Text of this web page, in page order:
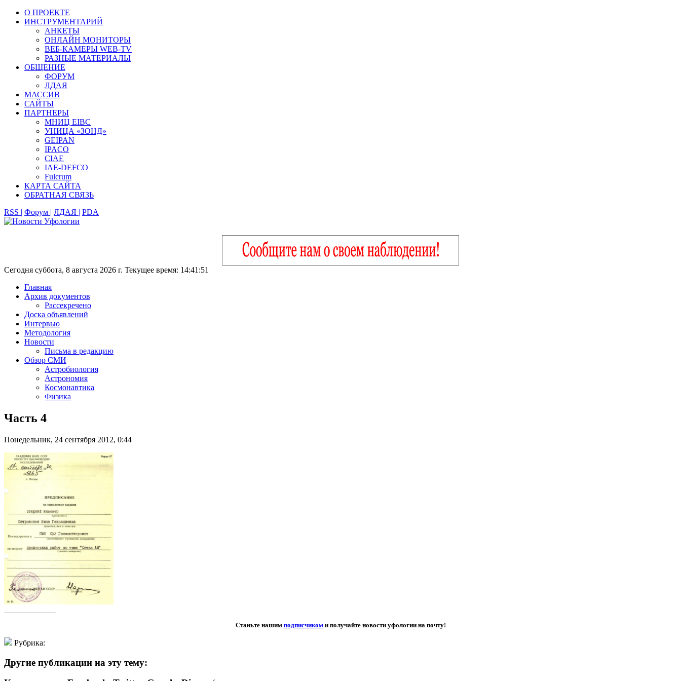
О ПРОЕКТЕ
ИНСТРУМЕНТАРИЙ
АНКЕТЫ
ОНЛАЙН МОНИТОРЫ
ВЕБ-КАМЕРЫ WEB-TV
РАЗНЫЕ МАТЕРИАЛЫ
ОБЩЕНИЕ
ФОРУМ
ЛДАЯ
МАССИВ
САЙТЫ
ПАРТНЕРЫ
МНИЦ EIBC
УНИЦА «ЗОНД»
GEIPAN
IPACO
CIAE
IAE-DEFCO
Fulcrum
КАРТА САЙТА
ОБРАТНАЯ СВЯЗЬ
RSS | Форум | ЛДАЯ | PDA
Сегодня суббота, 8 августа 2026 г. Текущее время: 14:41:52
Главная
Архив документов
Рассекречено
Доска объявлений
Интервью
Методология
Новости
Письма в редакцию
Обзор СМИ
Астробиология
Астрономия
Космонавтика
Физика
Часть 4
Понедельник, 24 сентября 2012, 0:44
Станьте нашим подписчикоми получайте новости уфологии на почту!
Рубрика:
Другие публикации на эту тему: